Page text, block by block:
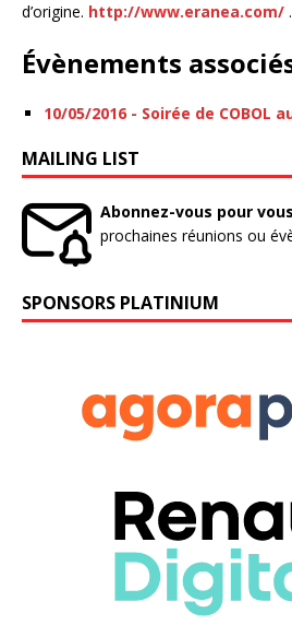
d’origine. http://www.eranea.com/ .
Évènements
10/05/2016 - Soirée de COBOL
MAILING LIST
Abonnez-vous pour
prochaines réunions ou
SPONSORS PLATINIUM